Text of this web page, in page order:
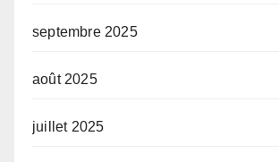
septembre 2025
août 2025
juillet 2025